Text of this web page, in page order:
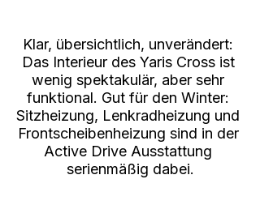
Klar, übersichtlich, unverändert:
Das Interieur des Yaris Cross ist
wenig spektakulär, aber sehr
funktional. Gut für den Winter:
Sitzheizung, Lenkradheizung und
Frontscheibenheizung sind in der
Active Drive Ausstattung
serienmäßig dabei.